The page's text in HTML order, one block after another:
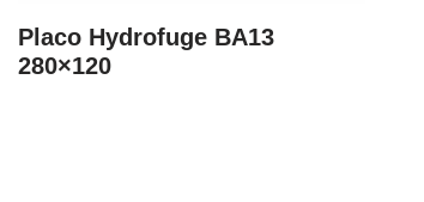
Placo Hydrofuge BA13
280×120